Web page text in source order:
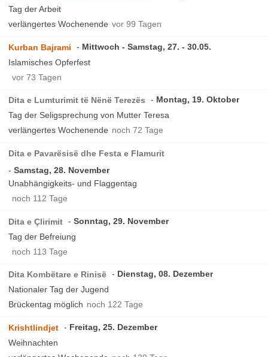
Tag der Arbeit
verlängertes Wochenende vor 99 Tagen
Kurban Bajrami
Mittwoch - Samstag, 27. - 30.05.
Islamisches Opferfest
vor 73 Tagen
Dita e Lumturimit të Nënë Terezës
Montag, 19. Oktober
Tag der Seligsprechung von Mutter Teresa
verlängertes Wochenende noch 72 Tage
Dita e Pavarësisë dhe Festa e Flamurit
Samstag, 28. November
Unabhängigkeits- und Flaggentag
noch 112 Tage
Dita e Çlirimit
Sonntag, 29. November
Tag der Befreiung
noch 113 Tage
Dita Kombëtare e Rinisë
Dienstag, 08. Dezember
Nationaler Tag der Jugend
Brückentag möglich noch 122 Tage
Krishtlindjet
Freitag, 25. Dezember
Weihnachten